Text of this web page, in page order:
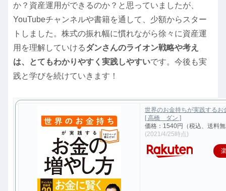
か？資産運用ができるのか？と思っていましたが、
YouTubeチャンネルや書籍を通して、少額からスター
トしました。株式の振れ幅に慣れながら徐々に資産運
用を理解していけるダンさんのライオン戦略や考え
は、とてもわかりやすく実践しやすいです。今後も実
践と学びを続けていきます！
世界のお金持ちが実践するお
[ 高橋 ダン ]
価格：1540円（税込、送料
(2021/4/25時点)